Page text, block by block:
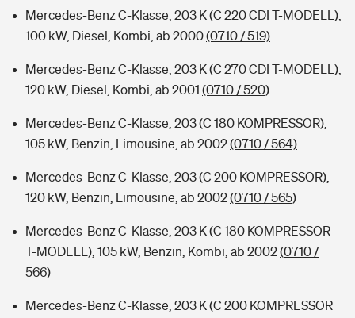
Mercedes-Benz C-Klasse, 203 K (C 220 CDI T-MODELL),
100 kW, Diesel, Kombi, ab 2000(0710 / 519)
Mercedes-Benz C-Klasse, 203 K (C 270 CDI T-MODELL),
120 kW, Diesel, Kombi, ab 2001 (0710 / 520)
Mercedes-Benz C-Klasse, 203 (C 180 KOMPRESSOR),
105 kW, Benzin, Limousine, ab 2002(0710 / 564)
Mercedes-Benz C-Klasse, 203 (C 200 KOMPRESSOR),
120 kW, Benzin, Limousine, ab 2002(0710 / 565)
Mercedes-Benz C-Klasse, 203 K (C 180 KOMPRESSOR
T-MODELL), 105 kW, Benzin, Kombi, ab 2002(0710 /
566)
Mercedes-Benz C-Klasse, 203 K (C 200 KOMPRESSOR